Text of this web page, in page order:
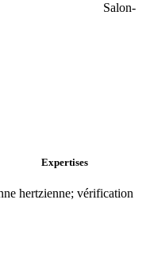
Salon-
Expertises
hertzienne; vérification